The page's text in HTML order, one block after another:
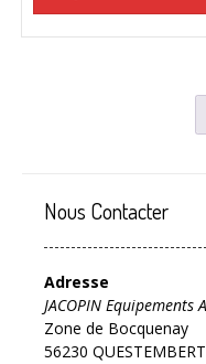
30,00€.
Nous Contacter
Adresse
JACOPIN Equipements
Zone de Bocquenay
56230